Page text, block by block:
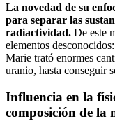
La novedad de su
para separar las
radiactividad. De este
elementos
Marie trató enormes
uranio, hasta conseguir
Influencia en la
composición de la